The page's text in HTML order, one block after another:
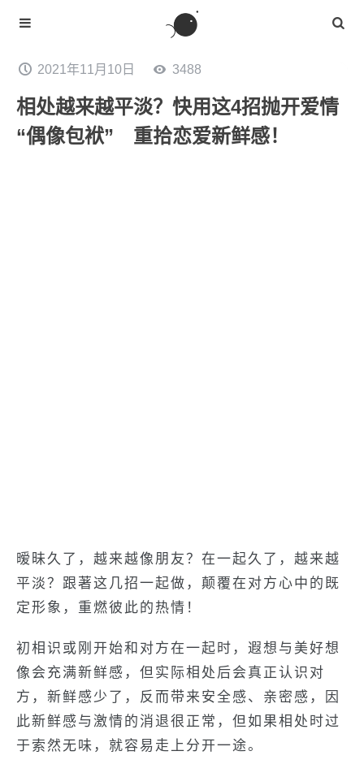
2021年11月10日 3488
相处越来越平淡？快用这4招抛开爱情
“偶像包袱” 重拾恋爱新鲜感！
暧昧久了，越来越像朋友？在一起久了，越来越
平淡？跟著这几招一起做，颠覆在对方心中的既
定形象，重燃彼此的热情！
初相识或刚开始和对方在一起时，遐想与美好想
像会充满新鲜感，但实际相处后会真正认识对
方，新鲜感少了，反而带来安全感、亲密感，因
此新鲜感与激情的消退很正常，但如果相处时过
于索然无味，就容易走上分开一途。